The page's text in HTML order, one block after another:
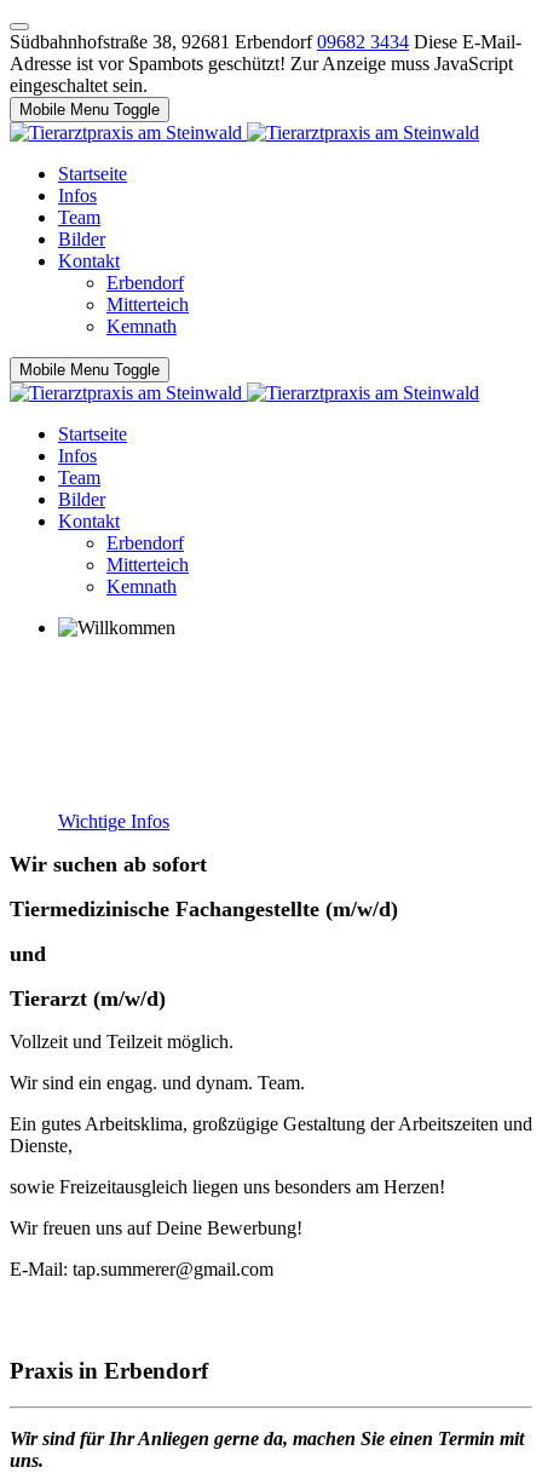
Südbahnhofstraße 38, 92681 Erbendorf09682 3434 Diese E-Mail-
Adresse ist vor Spambots geschützt! Zur Anzeige muss JavaScript
eingeschaltet sein.
Mobile Menu Toggle
Startseite
Infos
Team
Bilder
Kontakt
Erbendorf
Mitterteich
Kemnath
Mobile Menu Toggle
Startseite
Infos
Team
Bilder
Kontakt
Erbendorf
Mitterteich
Kemnath
Wichtige Infos
Wir suchen ab sofort
Tiermedizinische Fachangestellte (m/w/d)
und
Tierarzt (m/w/d)
Vollzeit und Teilzeit möglich.
Wir sind ein engag. und dynam. Team.
Ein gutes Arbeitsklima, großzügige Gestaltung der Arbeitszeiten und
Dienste,
sowie Freizeitausgleich liegen uns besonders am Herzen!
Wir freuen uns auf Deine Bewerbung!
E-Mail: tap.summerer@gmail.com
Praxis in Erbendorf
Wir sind für Ihr Anliegen gerne da, machen Sie einen Termin mit
uns.